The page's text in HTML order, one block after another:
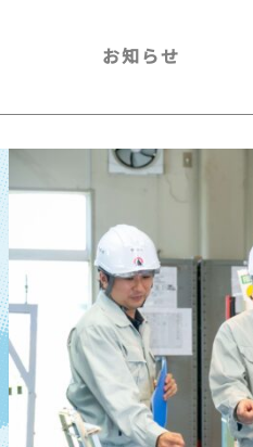
お知らせ